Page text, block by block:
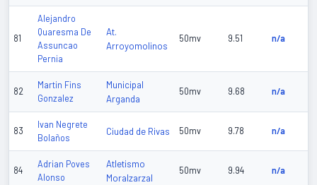
81
Alejandro
Quaresma De
Assuncao
Pernia
At.
Arroyomolinos
50mv 9.51 n/a
82
Martin Fins
Gonzalez
Municipal
Arganda
50mv 9.68 n/a
83
Ivan Negrete
Bolaños
Ciudad de Rivas 50mv 9.78 n/a
84
Adrian Poves
Alonso
Atletismo
Moralzarzal
50mv 9.94 n/a